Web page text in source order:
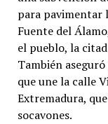
para pavimentar
Fuente del
el pueblo, la
También
que une la calle
Extremadura,
socavones.